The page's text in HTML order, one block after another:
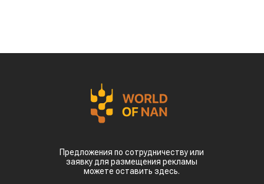
Предложения по сотрудничеству или
заявку для размещения рекламы
можете оставить здесь.